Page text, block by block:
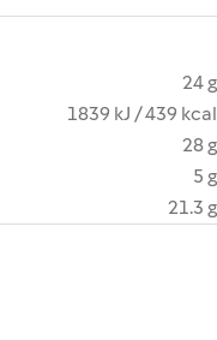
24 g
1839 kJ / 439 kcal
28 g
5 g
21.3 g